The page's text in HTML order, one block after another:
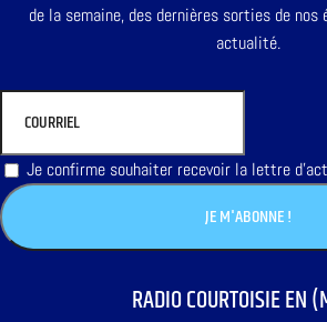
de la semaine, des dernières sorties de
actualité.
Je confirme souhaiter recevoir la lettre
RADIO COURTOISIE EN